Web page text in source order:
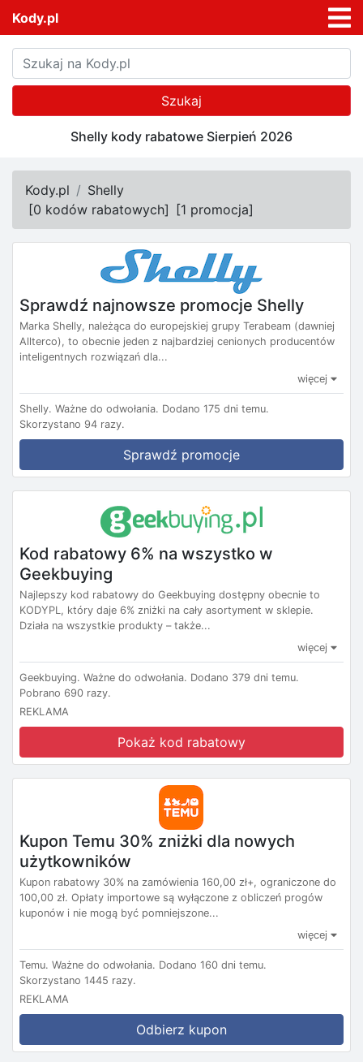
Kody.pl
Szukaj
Shelly kody rabatowe Sierpień 2026
Kody.pl
Shelly
[0 kodów rabatowych] [1 promocja]
Sprawdź najnowsze promocje Shelly
Marka Shelly, należąca do europejskiej grupy Terabeam (dawniej
Allterco), to obecnie jeden z najbardziej cenionych producentów
inteligentnych rozwiązań dla...
więcej
Shelly. Ważne do odwołania. Dodano 175 dni temu.
Skorzystano 94 razy.
Sprawdź promocje
Kod rabatowy 6% na wszystko w
Geekbuying
Najlepszy kod rabatowy do Geekbuying dostępny obecnie to
KODYPL, który daje 6% zniżki na cały asortyment w sklepie.
Działa na wszystkie produkty – także...
więcej
Geekbuying. Ważne do odwołania. Dodano 379 dni temu.
Pobrano 690 razy.
REKLAMA
Pokaż kod rabatowy
Kupon Temu 30% zniżki dla nowych
użytkowników
Kupon rabatowy 30% na zamówienia 160,00 zł+, ograniczone do
100,00 zł. Opłaty importowe są wyłączone z obliczeń progów
kuponów i nie mogą być pomniejszone...
więcej
Temu. Ważne do odwołania. Dodano 160 dni temu.
Skorzystano 1445 razy.
REKLAMA
Odbierz kupon